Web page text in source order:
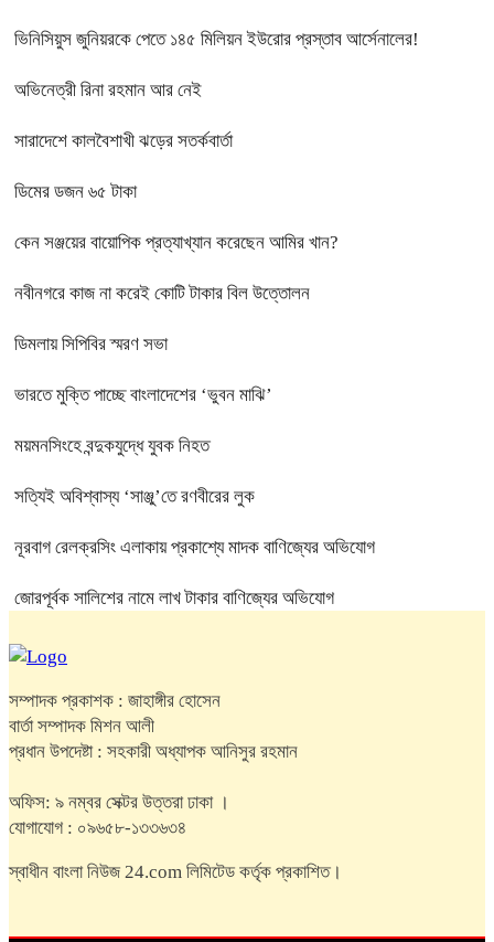
ভিনিসিয়ুস জুনিয়রকে পেতে ১৪৫ মিলিয়ন ইউরোর প্রস্তাব আর্সেনালের!
অভিনেত্রী রিনা রহমান আর নেই
সারাদেশে কালবৈশাখী ঝড়ের সতর্কবার্তা
ডিমের ডজন ৬৫ টাকা
কেন সঞ্জয়ের বায়োপিক প্রত্যাখ্যান করেছেন আমির খান?
নবীনগরে কাজ না করেই কোটি টাকার বিল উত্তোলন
ডিমলায় সিপিবির স্মরণ সভা
ভারতে মুক্তি পাচ্ছে বাংলাদেশের ‘ভুবন মাঝি’
ময়মনসিংহে বন্দুকযুদ্ধে যুবক নিহত
সত্যিই অবিশ্বাস্য ‘সাঞ্জু’তে রণবীরের লুক
নূরবাগ রেলক্রসিং এলাকায় প্রকাশ্যে মাদক বাণিজ্যের অভিযোগ
জোরপূর্বক সালিশের নামে লাখ টাকার বাণিজ্যের অভিযোগ
সম্পাদক প্রকাশক : জাহাঙ্গীর হোসেন
বার্তা সম্পাদক মিশন আলী
প্রধান উপদেষ্টা : সহকারী অধ্যাপক আনিসুর রহমান
অফিস: ৯ নম্বর সেক্টর উত্তরা ঢাকা ।
যোগাযোগ : ০৯৬৫৮-১৩৩৬৩৪
স্বাধীন বাংলা নিউজ 24.com লিমিটেড কর্তৃক প্রকাশিত।